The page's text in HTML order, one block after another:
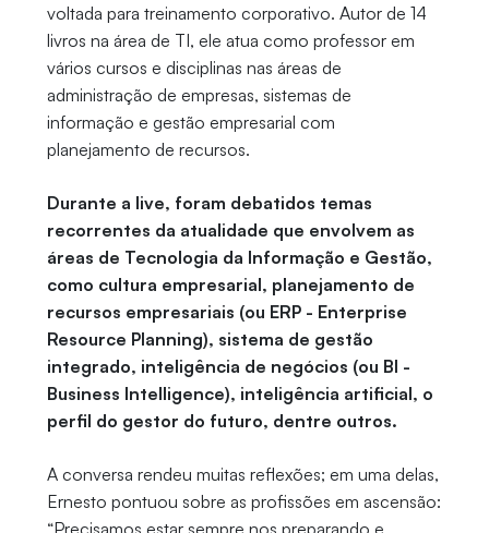
voltada para treinamento corporativo. Autor de 14
livros na área de TI, ele atua como professor em
vários cursos e disciplinas nas áreas de
administração de empresas, sistemas de
informação e gestão empresarial com
planejamento de recursos.
Durante a live, foram debatidos temas
recorrentes da atualidade que envolvem as
áreas de Tecnologia da Informação e Gestão,
como cultura empresarial, planejamento de
recursos empresariais (ou ERP - Enterprise
Resource Planning), sistema de gestão
integrado, inteligência de negócios (ou BI -
Business Intelligence), inteligência artificial, o
perfil do gestor do futuro, dentre outros.
A conversa rendeu muitas reflexões; em uma delas,
Ernesto pontuou sobre as profissões em ascensão:
“Precisamos estar sempre nos preparando e